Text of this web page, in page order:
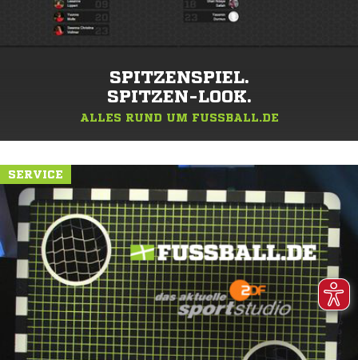
SPITZENSPIEL.
SPITZEN-LOOK.
ALLES RUND UM FUSSBALL.DE
SERVICE